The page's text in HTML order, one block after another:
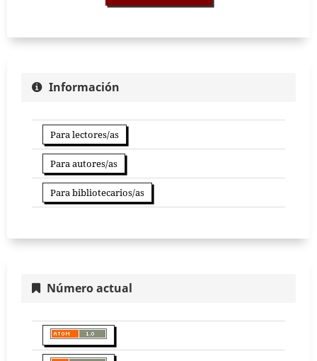
Información
Para lectores/as
Para autores/as
Para bibliotecarios/as
Número actual